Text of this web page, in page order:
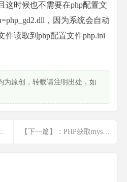
这时候也不需要在php配置文
，因为系统会自动
件读取到php配置文件php.ini
为原创，转载请注明出处，如
或 $_GET 接收的参数 【下一篇】：PHP获取mysql数据表的字段名称及详细属性